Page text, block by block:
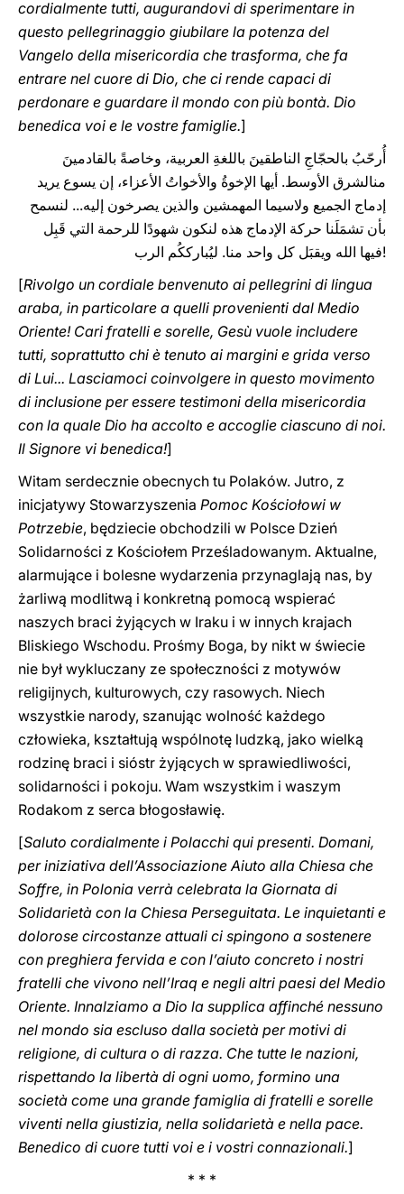
cordialmente tutti, augurandovi di sperimentare in
questo pellegrinaggio giubilare la potenza del
Vangelo della misericordia che trasforma, che fa
entrare nel cuore di Dio, che ci rende capaci di
perdonare e guardare il mondo con più bontà. Dio
benedica voi e le vostre famiglie.]
أُرحّبُ بالحجّاجِ الناطقينَ باللغةِ العربية، وخاصةً بالقادمينَ
منالشرق الأوسط. أيها الإخوةُ والأخواتُ الأعزاء، إن يسوع يريد
إدماج الجميع ولاسيما المهمشين والذين يصرخون إليه... لنسمح
بأن تشمَلَنا حركة الإدماج هذه لنكون شهودًا للرحمة التي قَبِل
فيها الله ويقبَل كل واحد منا. ليُبارككُم الرب!
[Rivolgo un cordiale benvenuto ai pellegrini di lingua
araba, in particolare a quelli provenienti dal Medio
Oriente! Cari fratelli e sorelle, Gesù vuole includere
tutti, soprattutto chi è tenuto ai margini e grida verso
di Lui... Lasciamoci coinvolgere in questo movimento
di inclusione per essere testimoni della misericordia
con la quale Dio ha accolto e accoglie ciascuno di noi.
Il Signore vi benedica!]
Witam serdecznie obecnych tu Polaków. Jutro, z
inicjatywy Stowarzyszenia Pomoc Kościołowi w
Potrzebie, będziecie obchodzili w Polsce Dzień
Solidarności z Kościołem Prześladowanym. Aktualne,
alarmujące i bolesne wydarzenia przynaglają nas, by
żarliwą modlitwą i konkretną pomocą wspierać
naszych braci żyjących w Iraku i w innych krajach
Bliskiego Wschodu. Prośmy Boga, by nikt w świecie
nie był wykluczany ze społeczności z motywów
religijnych, kulturowych, czy rasowych. Niech
wszystkie narody, szanując wolność każdego
człowieka, kształtują wspólnotę ludzką, jako wielką
rodzinę braci i sióstr żyjących w sprawiedliwości,
solidarności i pokoju. Wam wszystkim i waszym
Rodakom z serca błogosławię.
[Saluto cordialmente i Polacchi qui presenti. Domani,
per iniziativa dell’Associazione Aiuto alla Chiesa che
Soffre, in Polonia verrà celebrata la Giornata di
Solidarietà con la Chiesa Perseguitata. Le inquietanti e
dolorose circostanze attuali ci spingono a sostenere
con preghiera fervida e con l’aiuto concreto i nostri
fratelli che vivono nell’Iraq e negli altri paesi del Medio
Oriente. Innalziamo a Dio la supplica affinché nessuno
nel mondo sia escluso dalla società per motivi di
religione, di cultura o di razza. Che tutte le nazioni,
rispettando la libertà di ogni uomo, formino una
società come una grande famiglia di fratelli e sorelle
viventi nella giustizia, nella solidarietà e nella pace.
Benedico di cuore tutti voi e i vostri connazionali.]
* * *